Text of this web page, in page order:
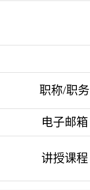
职称/职务
电子邮箱
讲授课程